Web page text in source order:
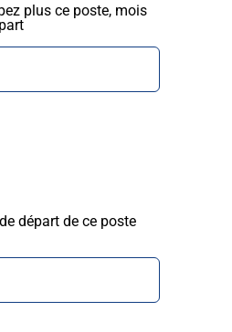
plus ce poste, mois
départ de ce poste